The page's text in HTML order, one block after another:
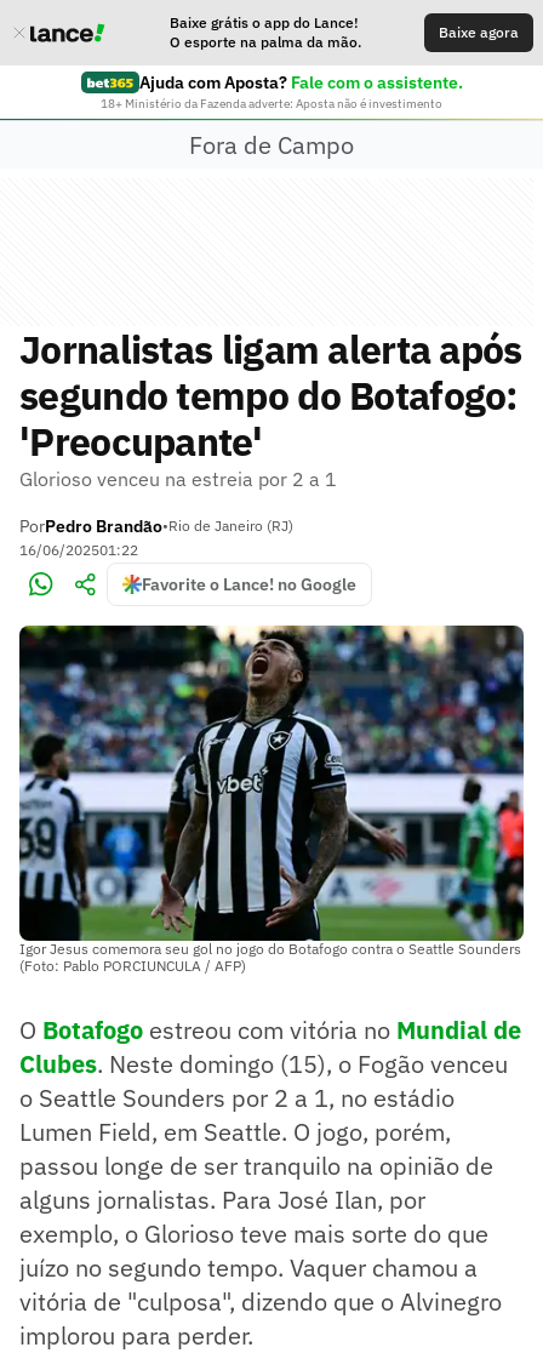
Baixe grátis o app do Lance!
O esporte na palma da mão.
Baixe agora
Ajuda com Aposta? Fale com o assistente.
18+ Ministério da Fazenda adverte: Aposta não é investimento
Fora de Campo
Jornalistas ligam alerta após
segundo tempo do Botafogo:
'Preocupante'
Glorioso venceu na estreia por 2 a 1
PorPedro Brandão•Rio de Janeiro (RJ)
16/06/202501:22
Favorite o Lance! no Google
Igor Jesus comemora seu gol no jogo do Botafogo contra o Seattle Sounders
(Foto: Pablo PORCIUNCULA / AFP)
O Botafogo estreou com vitória no Mundial de
Clubes. Neste domingo (15), o Fogão venceu
o Seattle Sounders por 2 a 1, no estádio
Lumen Field, em Seattle. O jogo, porém,
passou longe de ser tranquilo na opinião de
alguns jornalistas. Para José Ilan, por
exemplo, o Glorioso teve mais sorte do que
juízo no segundo tempo. Vaquer chamou a
vitória de "culposa", dizendo que o Alvinegro
implorou para perder.